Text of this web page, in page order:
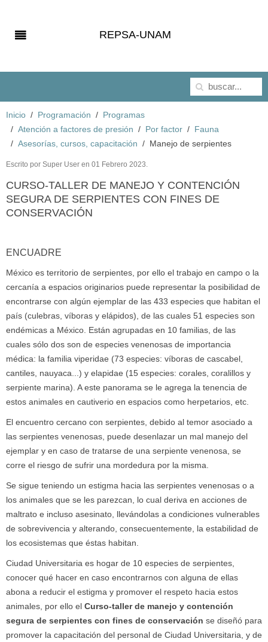
REPSA-UNAM
Inicio Programación
Programas
Atención a factores de presión
Por factor
Fauna
Asesorías, cursos, capacitación
Manejo de serpientes
Escrito por Super User en 01 Febrero 2023.
CURSO-TALLER DE MANEJO Y CONTENCIÓN
SEGURA DE SERPIENTES CON FINES DE
CONSERVACIÓN
ENCUADRE
México es territorio de serpientes, por ello el trabajo en campo o la
cercanía a espacios originarios puede representar la posibilidad de
encontrarse con algún ejemplar de las 433 especies que habitan el
país (culebras, víboras y elápidos), de las cuales 51 especies son
endémicas a México. Están agrupadas en 10 familias, de las
cuales sólo dos son de especies venenosas de importancia
médica: la familia viperidae (73 especies: víboras de cascabel,
cantiles, nauyaca...) y elapidae (15 especies: corales, coralillos y
serpiente marina). A este panorama se le agrega la tenencia de
estos animales en cautiverio en espacios como herpetarios, etc.
El encuentro cercano con serpientes, debido al temor asociado a
las serpientes venenosas, puede desenlazar un mal manejo del
ejemplar y en caso de tratarse de una serpiente venenosa, se
corre el riesgo de sufrir una mordedura por la misma.
Se sigue teniendo un estigma hacia las serpientes venenosas o a
los animales que se les parezcan, lo cual deriva en acciones de
maltrato e incluso asesinato, llevándolas a condiciones vulnerables
de sobrevivencia y alterando, consecuentemente, la estabilidad de
los ecosistemas que éstas habitan.
Ciudad Universitaria es hogar de 10 especies de serpientes,
conocer qué hacer en caso encontrarnos con alguna de ellas
abona a reducir el estigma y promover el respeto hacia estos
animales, por ello el Curso-taller de manejo y contención
segura de serpientes con fines de conservación se diseñó para
promover la capacitación del personal de Ciudad Universitaria, y de